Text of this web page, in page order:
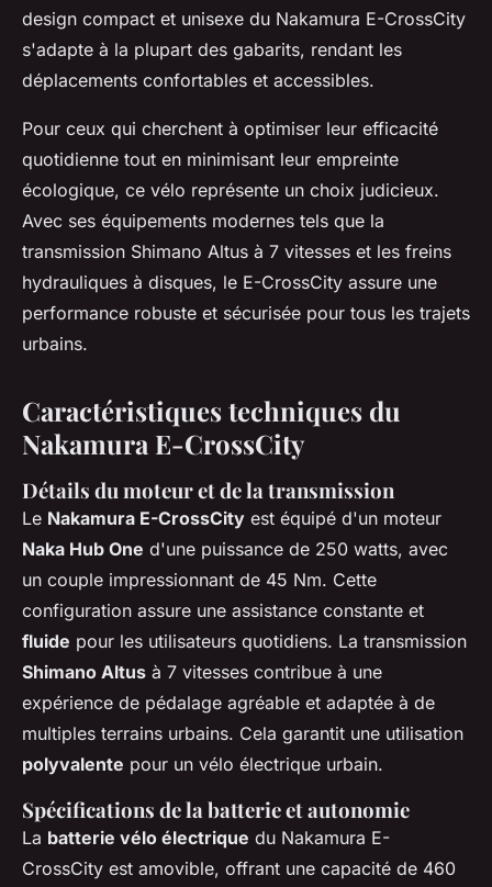
design compact et unisexe du Nakamura E-CrossCity
s'adapte à la plupart des gabarits, rendant les
déplacements confortables et accessibles.
Pour ceux qui cherchent à optimiser leur efficacité
quotidienne tout en minimisant leur empreinte
écologique, ce vélo représente un choix judicieux.
Avec ses équipements modernes tels que la
transmission Shimano Altus à 7 vitesses et les freins
hydrauliques à disques, le E-CrossCity assure une
performance robuste et sécurisée pour tous les trajets
urbains.
Caractéristiques techniques du
Nakamura E-CrossCity
Détails du moteur et de la transmission
Le Nakamura E-CrossCity est équipé d'un moteur
Naka Hub One d'une puissance de 250 watts, avec
un couple impressionnant de 45 Nm. Cette
configuration assure une assistance constante et
fluide pour les utilisateurs quotidiens. La transmission
Shimano Altus à 7 vitesses contribue à une
expérience de pédalage agréable et adaptée à de
multiples terrains urbains. Cela garantit une utilisation
polyvalente pour un vélo électrique urbain.
Spécifications de la batterie et autonomie
La batterie vélo électrique du Nakamura E-
CrossCity est amovible, offrant une capacité de 460